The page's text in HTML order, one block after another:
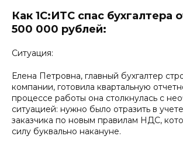
Как 1С:ИТС спас бухгалтера
500 000 рублей:
Ситуация:
Елена Петровна, главный бухгалтер
компании, готовила квартальную
процессе работы она столкнулась с
ситуацией: нужно было отразить в
заказчика по новым правилам НДС,
силу буквально накануне.